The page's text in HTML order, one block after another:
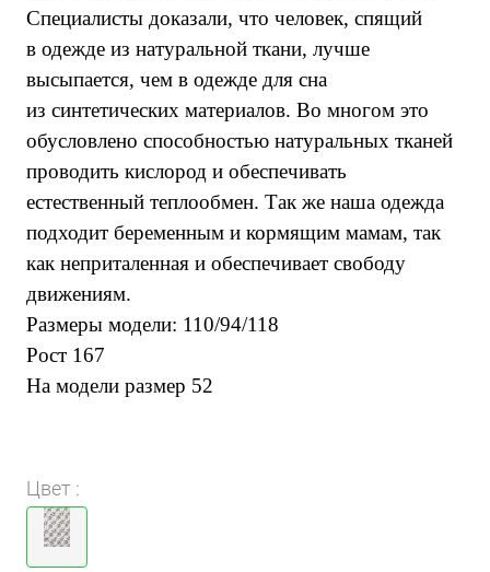
Специалисты доказали, что человек, спящий
в одежде из натуральной ткани, лучше
высыпается, чем в одежде для сна
из синтетических материалов. Во многом это
обусловлено способностью натуральных тканей
проводить кислород и обеспечивать
естественный теплообмен. Так же наша одежда
подходит беременным и кормящим мамам, так
как неприталенная и обеспечивает свободу
движениям.
Размеры модели: 110/94/118
Рост 167
На модели размер 52
Цвет :